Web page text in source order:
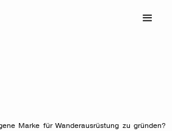
Marke für Wanderausrüstung zu gründen?